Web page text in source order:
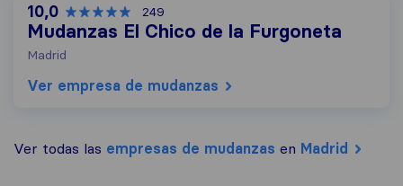
10,0 249
Mudanzas El Chico de la Furgoneta
Madrid
Ver empresa de mudanzas
Ver todas las empresas de mudanzas en Madrid